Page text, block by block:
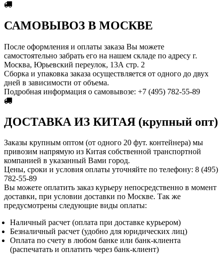
САМОВЫВОЗ В МОСКВЕ
После оформления и оплаты заказа Вы можете
самостоятельно забрать его на нашем складе по адресу г.
Москва, Юрьевский переулок, 13А стр. 2
Сборка и упаковка заказа осуществляется от одного до двух
дней в зависимости от объема.
Пoдробная информация о самовывозе: +7 (495) 782-55-89
ДОСТАВКА ИЗ КИТАЯ (крупный опт)
Заказы крупным оптом (от одного 20 фут. контейнера) мы
привозим напрямую из Китая собственной транспортной
компанией в указанный Вами город.
Цены, сроки и условия оплаты уточняйте по телефону: 8 (495)
782-55-89
Вы можете оплатить заказ курьеру непосредственно в момент
доставки, при условии доставки по Москве. Так же
предусмотрены следующие виды оплаты:
Наличный расчет (оплата при доставке курьером)
Безналичный расчет (удобно для юридических лиц)
Оплата по счету в любом банке или банк-клиента
(распечатать и оплатить через банк-клиент)